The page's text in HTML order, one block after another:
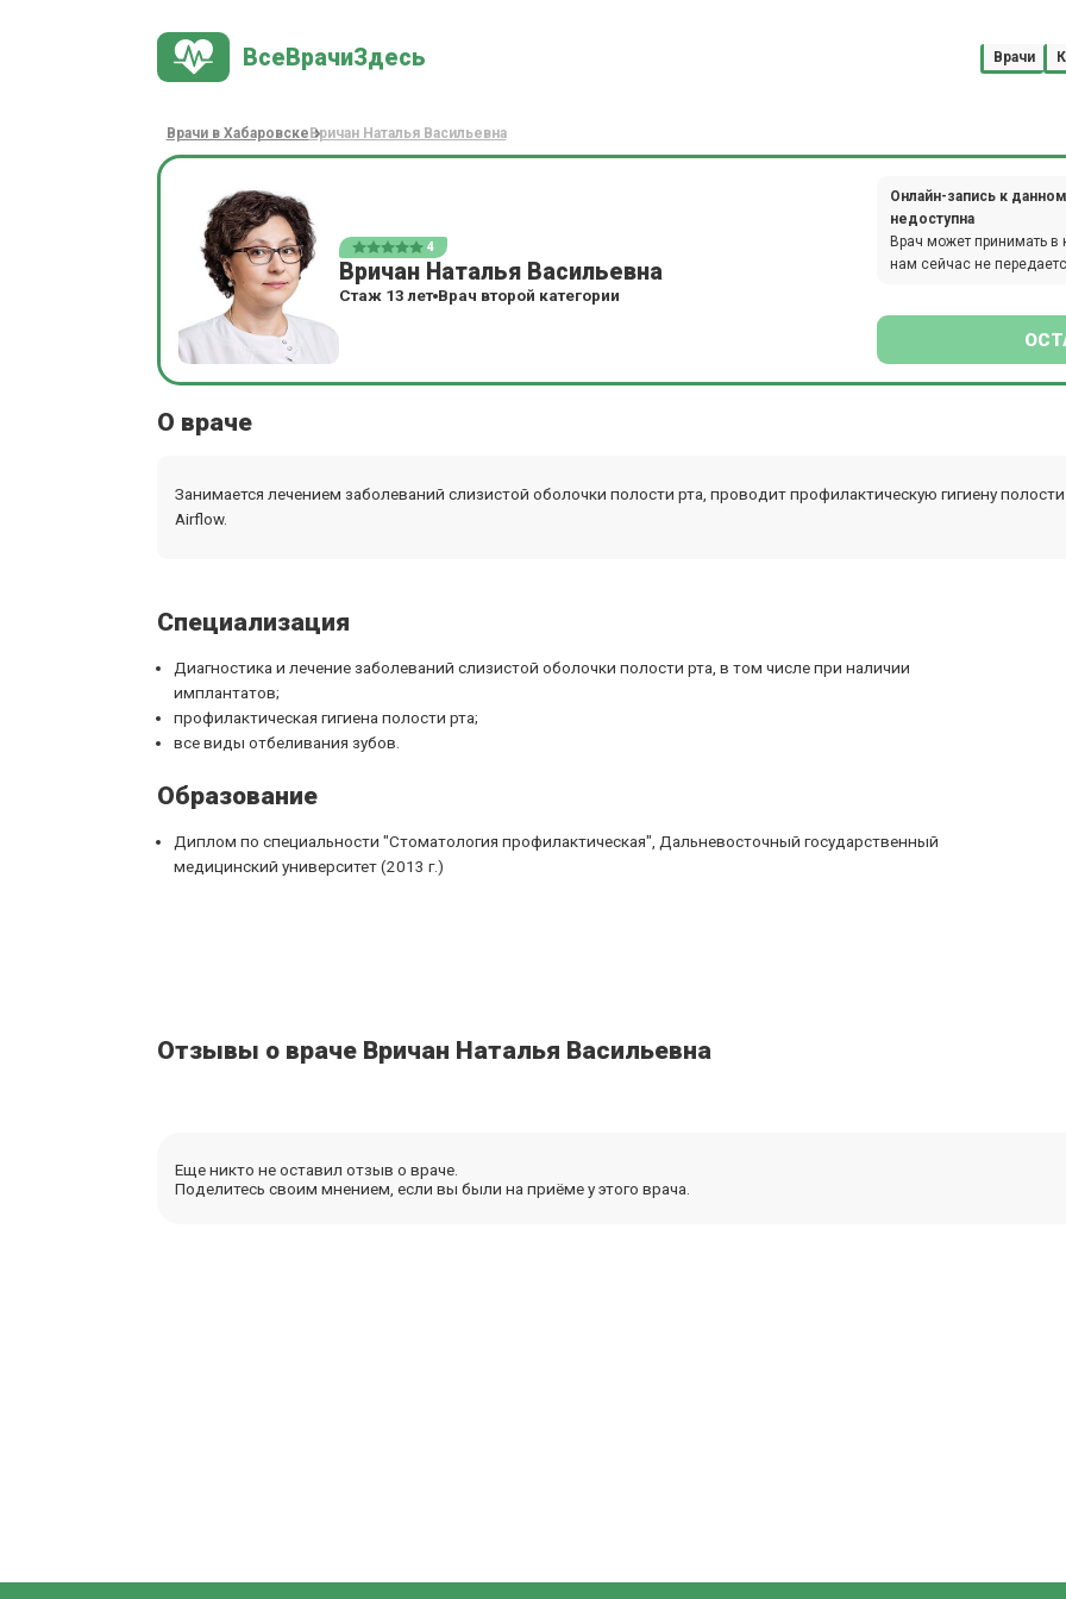
ВсеВрачиЗдесь Врачи
Врачи в Хабаровске Вричан Наталья Васильевна
4
Вричан Наталья Васильевна
Стаж 13 лет Врач второй категории
Онлайн-запись к
недоступна
Врач может принимать в
нам сейчас не
О враче
Занимается лечением заболеваний слизистой оболочки полости рта, проводит профилактическую гигиену
Airflow.
Специализация
Диагностика и лечение заболеваний слизистой оболочки полости рта, в том числе при наличии
имплантатов;
профилактическая гигиена полости рта;
все виды отбеливания зубов.
Образование
Диплом по специальности "Стоматология профилактическая", Дальневосточный государственный
медицинский университет (2013 г.)
Отзывы о враче Вричан Наталья Васильевна
Еще никто не оставил отзыв о враче.
Поделитесь своим мнением, если вы были на приёме у этого врача.